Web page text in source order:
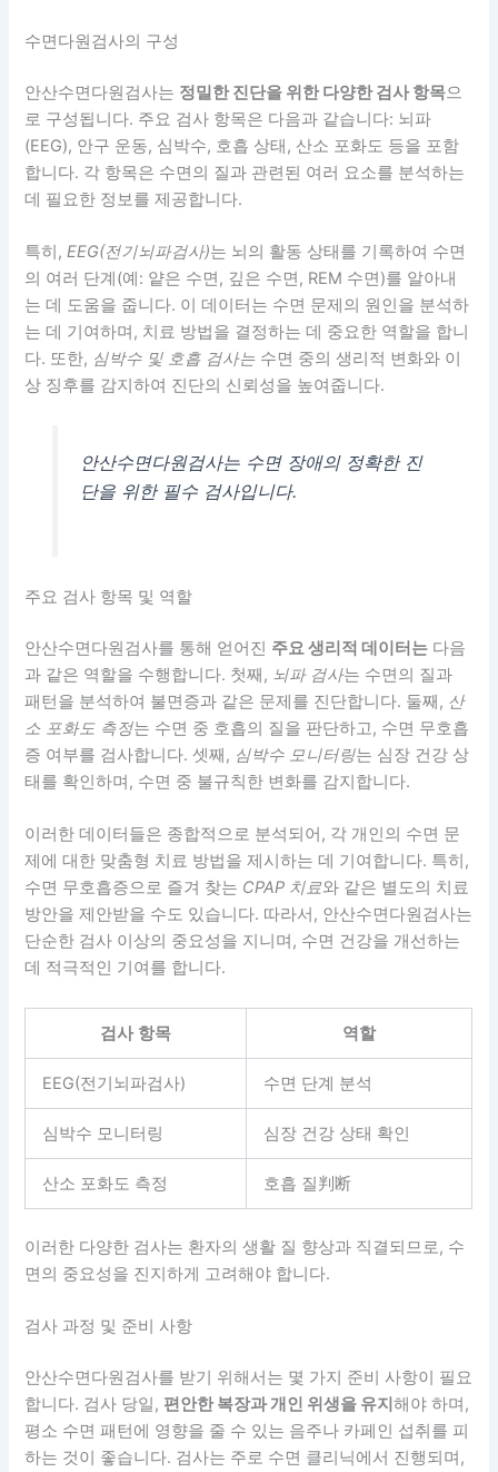
수면다원검사의 구성
안산수면다원검사는 정밀한 진단을 위한 다양한 검사 항목으
로 구성됩니다. 주요 검사 항목은 다음과 같습니다: 뇌파
(EEG), 안구 운동, 심박수, 호흡 상태, 산소 포화도 등을 포함
합니다. 각 항목은 수면의 질과 관련된 여러 요소를 분석하는
데 필요한 정보를 제공합니다.
특히,EEG(전기뇌파검사)는 뇌의 활동 상태를 기록하여 수면
의 여러 단계(예: 얕은 수면, 깊은 수면, REM 수면)를 알아내
는 데 도움을 줍니다. 이 데이터는 수면 문제의 원인을 분석하
는 데 기여하며, 치료 방법을 결정하는 데 중요한 역할을 합니
다. 또한, 심박수 및 호흡 검사는 수면 중의 생리적 변화와 이
상 징후를 감지하여 진단의 신뢰성을 높여줍니다.
안산수면다원검사는 수면 장애의 정확한 진
단을 위한 필수 검사입니다.
주요 검사 항목 및 역할
안산수면다원검사를 통해 얻어진 주요 생리적 데이터는 다음
과 같은 역할을 수행합니다. 첫째, 뇌파 검사는 수면의 질과
패턴을 분석하여 불면증과 같은 문제를 진단합니다. 둘째, 산
소 포화도 측정는 수면 중 호흡의 질을 판단하고, 수면 무호흡
증 여부를 검사합니다. 셋째, 심박수 모니터링는 심장 건강 상
태를 확인하며, 수면 중 불규칙한 변화를 감지합니다.
이러한 데이터들은 종합적으로 분석되어, 각 개인의 수면 문
제에 대한 맞춤형 치료 방법을 제시하는 데 기여합니다. 특히,
수면 무호흡증으로 즐겨 찾는 CPAP 치료와 같은 별도의 치료
방안을 제안받을 수도 있습니다. 따라서, 안산수면다원검사는
단순한 검사 이상의 중요성을 지니며, 수면 건강을 개선하는
데 적극적인 기여를 합니다.
검사 항목 역할
EEG(전기뇌파검사) 수면 단계 분석
심박수 모니터링 심장 건강 상태 확인
산소 포화도 측정 호흡 질判断
이러한 다양한 검사는 환자의 생활 질 향상과 직결되므로, 수
면의 중요성을 진지하게 고려해야 합니다.
검사 과정 및 준비 사항
안산수면다원검사를 받기 위해서는 몇 가지 준비 사항이 필요
합니다. 검사 당일, 편안한 복장과 개인 위생을 유지해야 하며,
평소 수면 패턴에 영향을 줄 수 있는 음주나 카페인 섭취를 피
하는 것이 좋습니다. 검사는 주로 수면 클리닉에서 진행되며,